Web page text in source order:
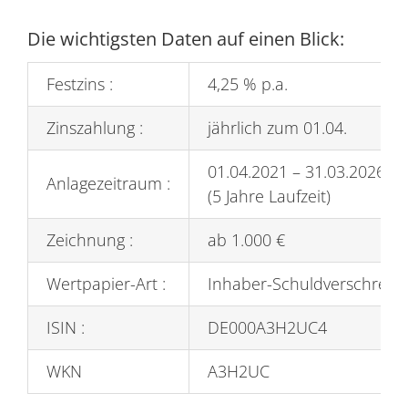
Die wichtigsten Daten auf einen Blick:
Festzins :
4,25 % p.a.
Zinszahlung :
jährlich zum 01.04.
Anlagezeitraum :
01.04.2021 – 31.03.2026
(5 Jahre Laufzeit)
Zeichnung :
ab 1.000 €
Wertpapier-Art :
Inhaber-
ISIN :
DE000A3H2UC4
WKN
A3H2UC